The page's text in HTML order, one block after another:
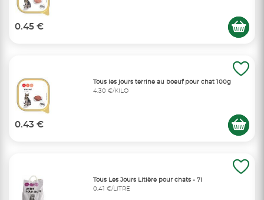
0.45 €
Tous les jours terrine au boeuf pour chat 100g
4,30 €/KILO
0.43 €
Tous Les Jours Litière pour chats - 7l
0,41 €/LITRE